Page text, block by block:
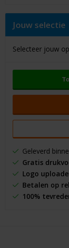
Jouw selectie
Selecteer jouw
Geleverd
Gratis
Logo
Betalen op
100%